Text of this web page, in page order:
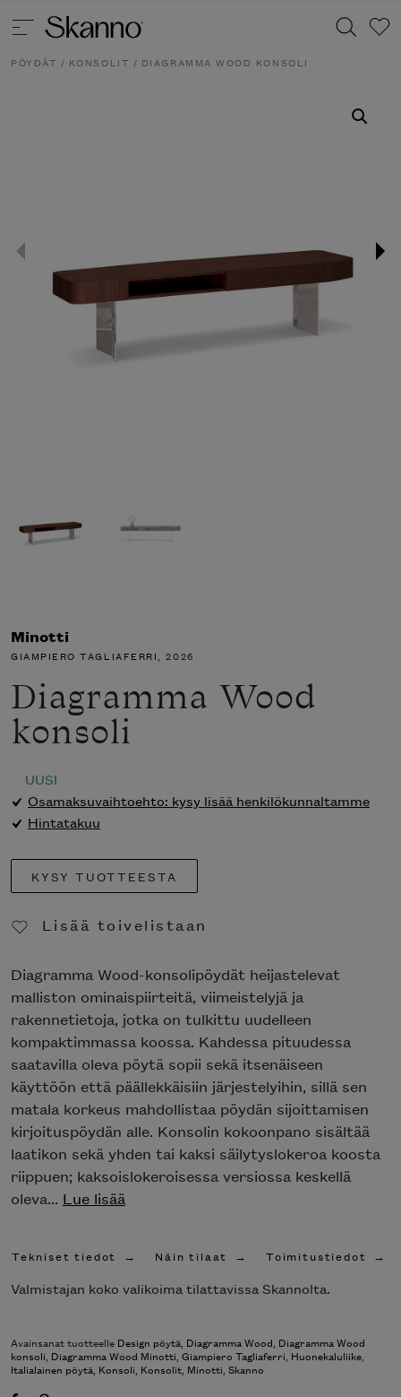
PÖYDÄT / KONSOLIT / DIAGRAMMA WOOD KONSOLI
Minotti
GIAMPIERO TAGLIAFERRI, 2026
Diagramma Wood
konsoli
UUSI
Osamaksuvaihtoehto: kysy lisää henkilökunnaltamme
Hintatakuu
KYSY TUOTTEESTA
Lisää toivelistaan
Diagramma Wood-konsolipöydät heijastelevat
malliston ominaispiirteitä, viimeistelyjä ja
rakennetietoja, jotka on tulkittu uudelleen
kompaktimmassa koossa. Kahdessa pituudessa
saatavilla oleva pöytä sopii sekä itsenäiseen
käyttöön että päällekkäisiin järjestelyihin, sillä sen
matala korkeus mahdollistaa pöydän sijoittamisen
kirjoituspöydän alle. Konsolin kokoonpano sisältää
laatikon sekä yhden tai kaksi säilytyslokeroa koosta
riippuen; kaksoislokeroisessa versiossa keskellä
oleva... Lue lisää
Tekniset tiedot Näin tilaat Toimitustiedot
Valmistajan koko valikoima tilattavissa Skannolta.
Avainsanat tuotteelle Design pöytä, Diagramma Wood, Diagramma Wood
konsoli, Diagramma Wood Minotti, Giampiero Tagliaferri, Huonekaluliike,
Italialainen pöytä, Konsoli, Konsolit, Minotti, Skanno